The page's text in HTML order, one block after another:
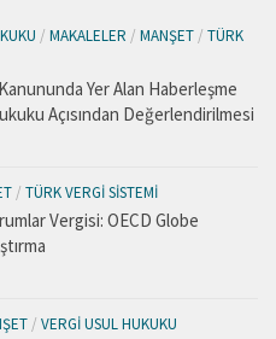
/ MAKALELER / MANŞET / TÜRK
Yer Alan Haberleşme
Açısından Değerlendirilmesi
/ TÜRK VERGI SISTEMI
Vergisi: OECD Globe
/ VERGI USUL HUKUKU